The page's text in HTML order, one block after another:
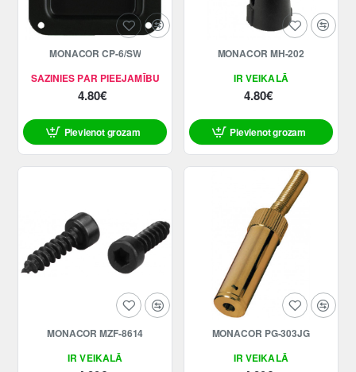
SAZINIES PAR PIEEJAMĪBU
MONACOR CP-6/SW
4.80€
Pievienot grozam
IR VEIKALĀ
MONACOR MH-202
4.80€
Pievienot grozam
IR VEIKALĀ
MONACOR MZF-8614
IR VEIKALĀ
MONACOR PG-303JG